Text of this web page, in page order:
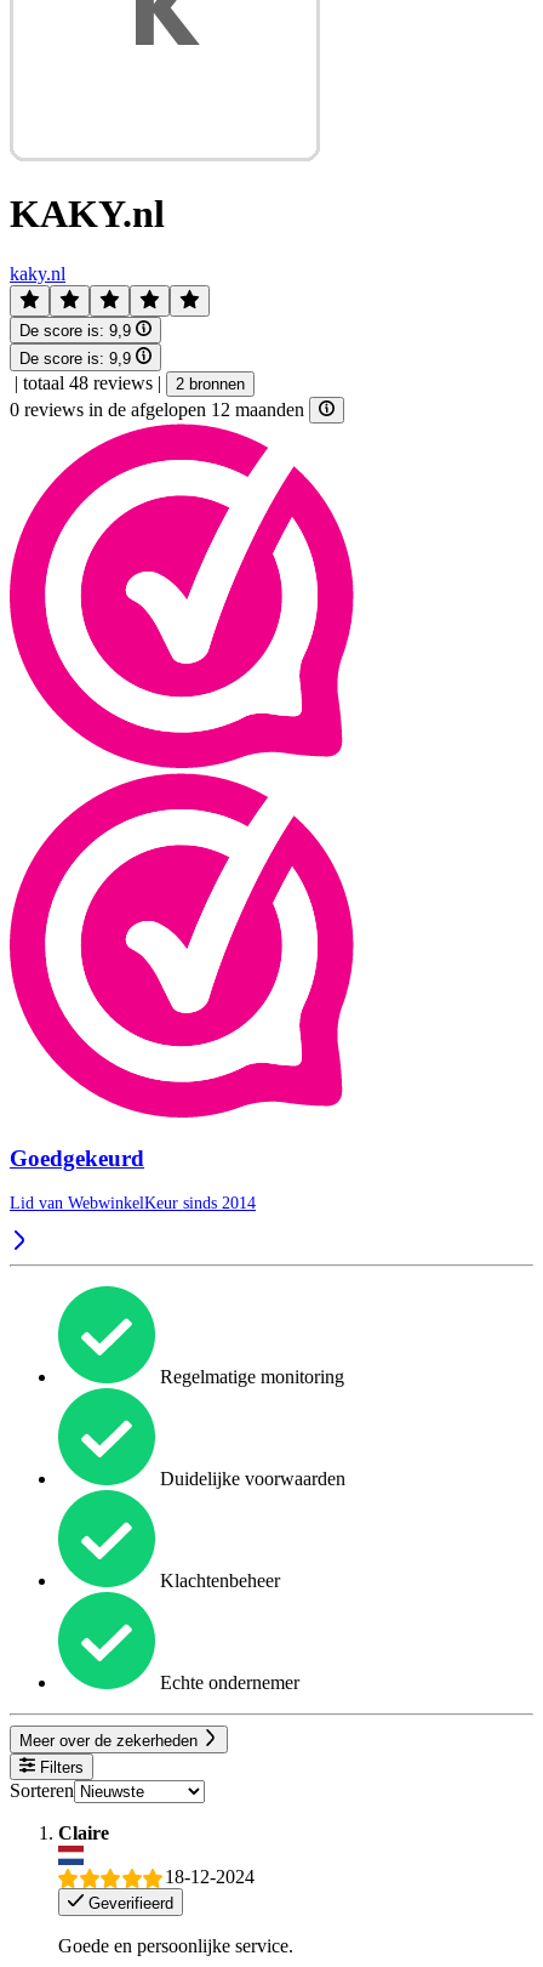
KAKY.nl
kaky.nl
De score is: 9,9
De score is: 9,9
| totaal 48 reviews | 2 bronnen
0 reviews in de afgelopen 12 maanden
Goedgekeurd
Lid van WebwinkelKeur sinds 2014
Regelmatige monitoring
Duidelijke voorwaarden
Klachtenbeheer
Echte ondernemer
Meer over de zekerheden
Filters
Sorteren
Claire
18-12-2024
Geverifieerd
Goede en persoonlijke service.